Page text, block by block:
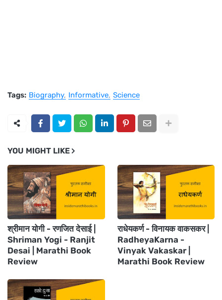
Tags: Biography Informative Science
YOU MIGHT LIKE
श्रीमान योगी - रणजित देसाई |
Shriman Yogi - Ranjit
Desai | Marathi Book
Review
राधेयकर्ण - विनायक वाकसकर |
RadheyaKarna -
Vinyak Vakaskar |
Marathi Book Review